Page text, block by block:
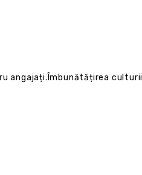
angajați.Îmbunătățirea culturii